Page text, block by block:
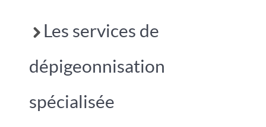
Les services de
dépigeonnisation
spécialisée